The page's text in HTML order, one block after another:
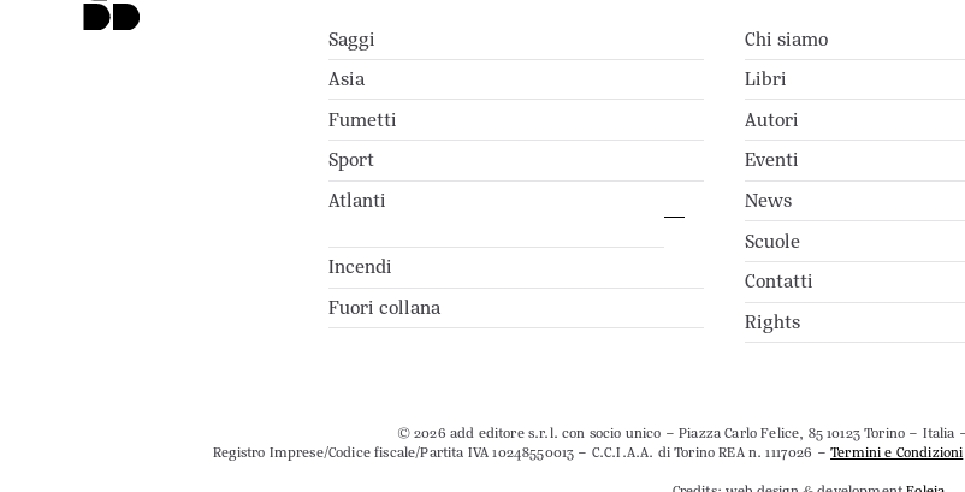
Saggi
Asia
Fumetti
Sport
Atlanti
Incendi
Fuori collana
Chi siamo
Libri
Autori
Eventi
News
Scuole
Contatti
Rights
© 2026 add editore s.r.l. con socio unico – Piazza Carlo Felice, 85 10123 Torino – Italia
Registro Imprese/Codice fiscale/Partita IVA 10248550013 – C.C.I.A.A. di Torino REA n. 1117026 –Termini e Condizioni